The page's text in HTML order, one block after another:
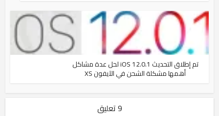
تم إطلاق التحديث iOS 12.0.1 لحل عدة مشاكل
أهمها مشكلة الشحن في الآيفون XS
9 تعليق